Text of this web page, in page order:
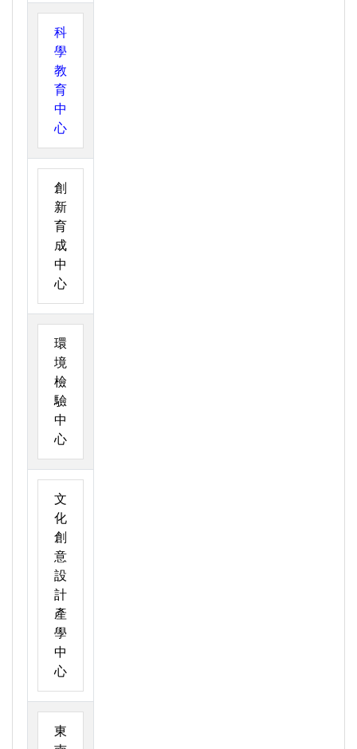
科
學
教
育
中
心
創
新
育
成
中
心
環
境
檢
驗
中
心
文
化
創
意
設
計
產
學
中
心
東